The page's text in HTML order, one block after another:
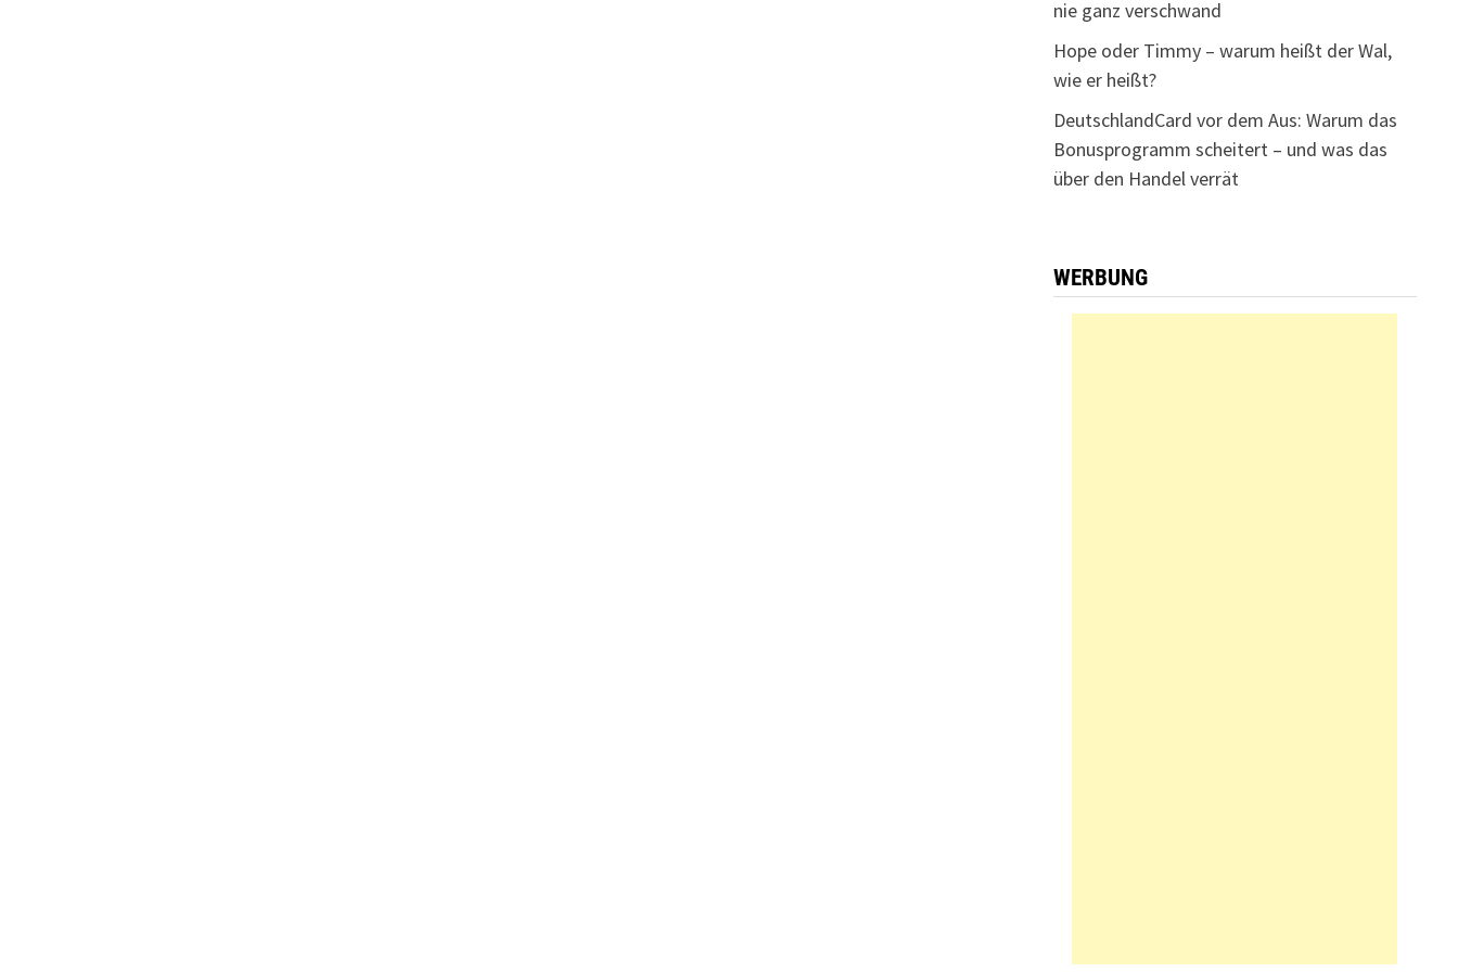
nie ganz verschwand
Hope oder Timmy – warum heißt der Wal,
wie er heißt?
DeutschlandCard vor dem Aus: Warum das
Bonusprogramm scheitert – und was das
über den Handel verrät
WERBUNG